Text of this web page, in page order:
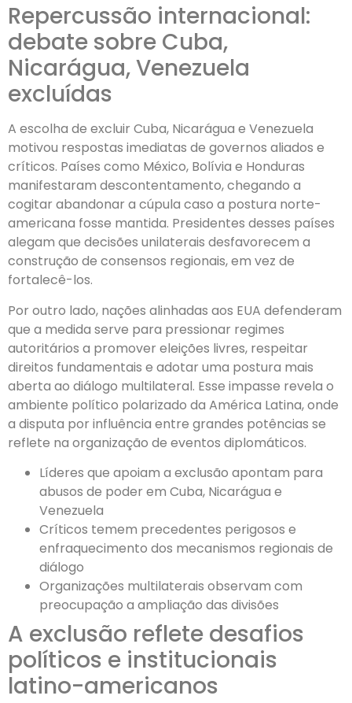
Repercussão internacional:
debate sobre Cuba,
Nicarágua, Venezuela
excluídas
A escolha de excluir Cuba, Nicarágua e Venezuela
motivou respostas imediatas de governos aliados e
críticos. Países como México, Bolívia e Honduras
manifestaram descontentamento, chegando a
cogitar abandonar a cúpula caso a postura norte-
americana fosse mantida. Presidentes desses países
alegam que decisões unilaterais desfavorecem a
construção de consensos regionais, em vez de
fortalecê-los.
Por outro lado, nações alinhadas aos EUA defenderam
que a medida serve para pressionar regimes
autoritários a promover eleições livres, respeitar
direitos fundamentais e adotar uma postura mais
aberta ao diálogo multilateral. Esse impasse revela o
ambiente político polarizado da América Latina, onde
a disputa por influência entre grandes potências se
reflete na organização de eventos diplomáticos.
Líderes que apoiam a exclusão apontam para
abusos de poder em Cuba, Nicarágua e
Venezuela
Críticos temem precedentes perigosos e
enfraquecimento dos mecanismos regionais de
diálogo
Organizações multilaterais observam com
preocupação a ampliação das divisões
A exclusão reflete desafios
políticos e institucionais
latino-americanos